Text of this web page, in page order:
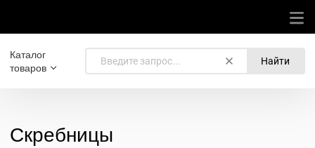
Каталог
товаров
Найти
Скребницы